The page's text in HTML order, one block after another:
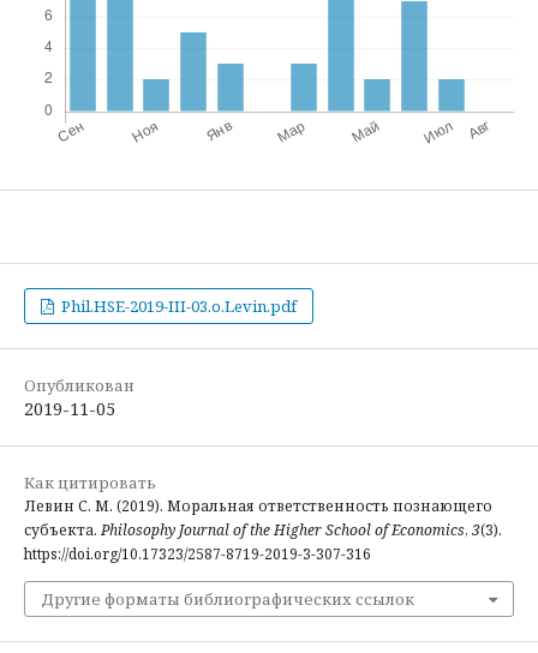
Phil.HSE-2019-III-03.o.Levin.pdf
Опубликован
2019-11-05
Как цитировать
Левин С. М. (2019). Моральная ответственность познающего
субъекта.Philosophy Journal of the Higher School of Economics, 3(3).
https://doi.org/10.17323/2587-8719-2019-3-307-316
Другие форматы библиографических ссылок